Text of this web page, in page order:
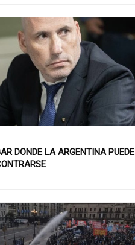
DONDE LA ARGENTINA PUEDE